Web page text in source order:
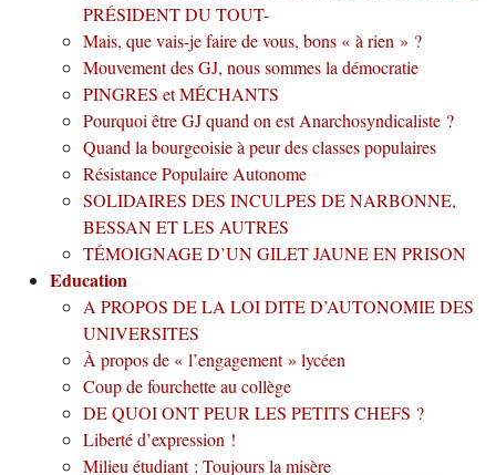
PRÉSIDENT DU TOUT-
Mais, que vais-je faire de vous, bons « à rien » ?
Mouvement des GJ, nous sommes la démocratie
PINGRES et MÉCHANTS
Pourquoi être GJ quand on est Anarchosyndicaliste ?
Quand la bourgeoisie à peur des classes populaires
Résistance Populaire Autonome
SOLIDAIRES DES INCULPES DE NARBONNE,
BESSAN ET LES AUTRES
TÉMOIGNAGE D’UN GILET JAUNE EN PRISON
Education
A PROPOS DE LA LOI DITE D’AUTONOMIE DES
UNIVERSITES
À propos de « l’engagement » lycéen
Coup de fourchette au collège
DE QUOI ONT PEUR LES PETITS CHEFS ?
Liberté d’expression !
Milieu étudiant : Toujours la misère